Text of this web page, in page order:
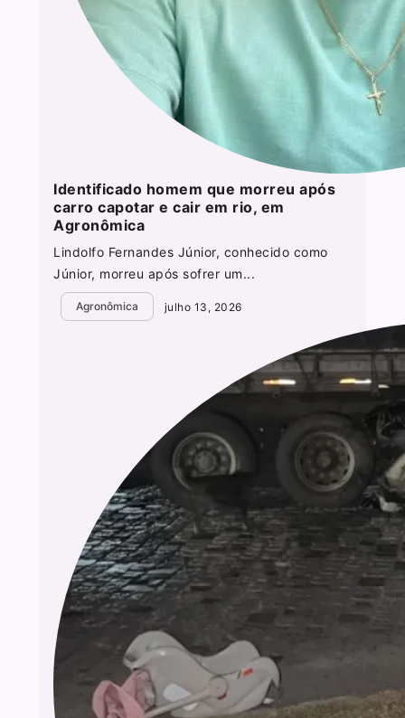
Identificado homem que morreu após
carro capotar e cair em rio, em
Agronômica
Lindolfo Fernandes Júnior, conhecido como
Júnior, morreu após sofrer um...
Agronômica julho 13, 2026